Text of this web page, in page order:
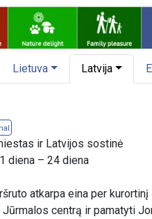
Lietuva Latvija
ir Latvijos sostinė
diena – 24 diena
atkarpa eina per
centrą ir pamatyti